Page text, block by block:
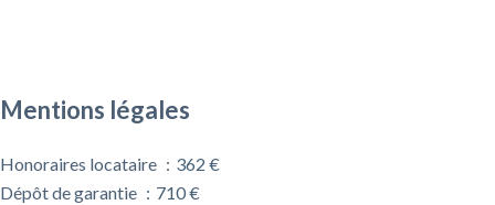
Mentions légales
Honoraires locataire
362 €
Dépôt de garantie
710 €